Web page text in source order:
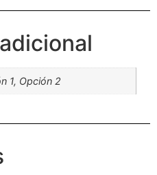
1, Opción 2